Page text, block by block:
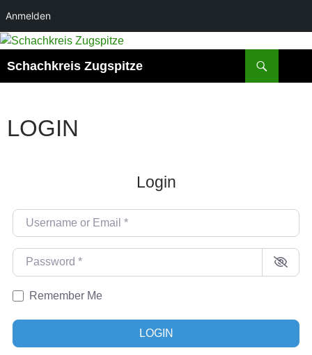
Anmelden
Zum
springen
Schachkreis Zugspitze
LOGIN
Login
Username or Email
Password
Remember Me
LOGIN